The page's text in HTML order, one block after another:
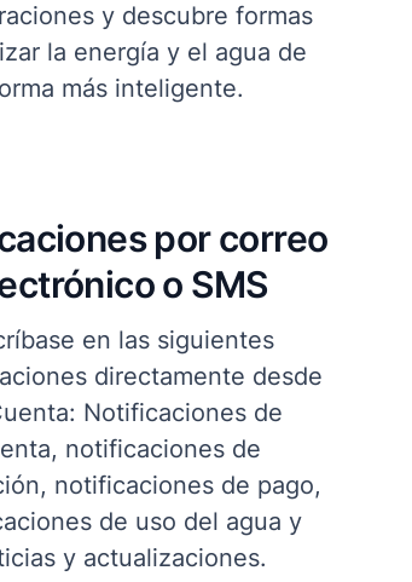
y descubre formas
la energía y el agua de
más inteligente.
por correo
o SMS
en las siguientes
directamente desde
Notificaciones de
notificaciones de
notificaciones de pago,
de uso del agua y
y actualizaciones.